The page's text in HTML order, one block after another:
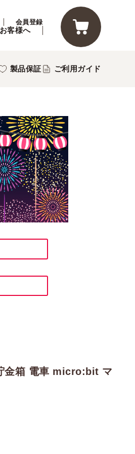
会員登録
客様へ
製品保証 ご利用ガイド
金箱 電車 micro:bit マ